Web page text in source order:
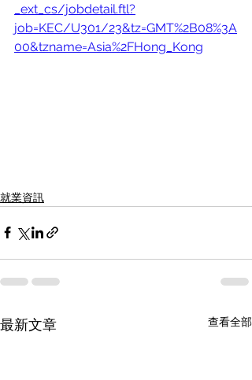
_ext_cs/jobdetail.ftl?
job=KEC/U301/23&tz=GMT%2B08%3A
00&tzname=Asia%2FHong_Kong
就業資訊
最新文章 查看全部